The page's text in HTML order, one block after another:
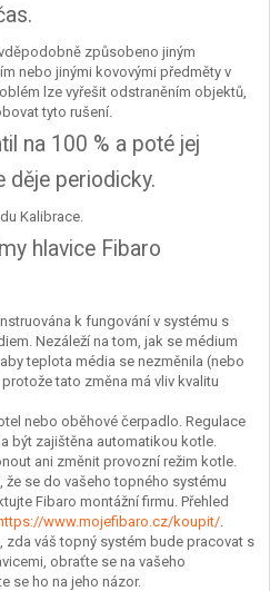
způsobeno jiným
nebo jinými kovovými předměty v
lze vyřešit odstraněním objektů,
tyto rušení.
na 100 % a poté jej
děje periodicky.
Kalibrace.
hlavice Fibaro
k fungování v systému s
Nezáleží na tom, jak se médium
teplota média se nezměnila (nebo
tato změna má vliv kvalitu
nebo oběhové čerpadlo. Regulace
být zajištěna automatikou kotle.
ani změnit provozní režim kotle.
že se do vašeho topného systému
Fibaro montážní firmu. Přehled
www.mojefibaro.cz/koupit/
zda váš topný systém bude pracovat s
obraťte se na vašeho
se ho na jeho názor.